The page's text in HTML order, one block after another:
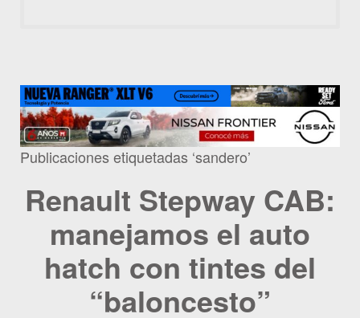
Publicaciones etiquetadas ‘sandero’
Renault Stepway CAB:
manejamos el auto
hatch con tintes del
“baloncesto”